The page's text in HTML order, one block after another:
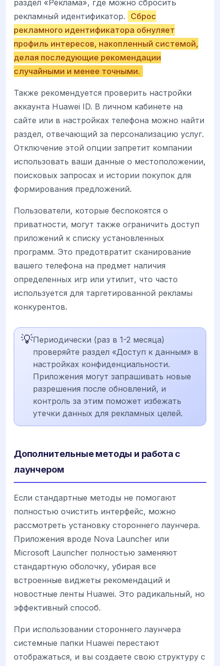
раздел «Реклама», где можно сбросить
рекламный идентификатор.
Сброс
рекламного идентификатора обнуляет
профиль интересов, накопленный системой,
делая последующие рекомендации
случайными и менее точными.
Также рекомендуется проверить настройки
аккаунта Huawei ID. В личном кабинете на
сайте или в настройках телефона можно найти
раздел, отвечающий за персонализацию услуг.
Отключение этой опции запретит компании
использовать ваши данные о местоположении,
поисковых запросах и истории покупок для
формирования предложений.
Пользователи, которые беспокоятся о
приватности, могут также ограничить доступ
приложений к списку установленных
программ. Это предотвратит сканирование
вашего телефона на предмет наличия
определенных игр или утилит, что часто
используется для таргетированной рекламы
конкурентов.
💡Периодически (раз в 1-2 месяца)
проверяйте раздел «Доступ к данным» в
настройках конфиденциальности.
Приложения могут запрашивать новые
разрешения после обновлений, и
контроль за этим поможет избежать
утечки данных для рекламных целей.
Дополнительные методы и работа с
лаунчером
Если стандартные методы не помогают
полностью очистить интерфейс, можно
рассмотреть установку стороннего лаунчера.
Приложения вроде Nova Launcher или
Microsoft Launcher полностью заменяют
стандартную оболочку, убирая все
встроенные виджеты рекомендаций и
новостные ленты Huawei. Это радикальный, но
эффективный способ.
При использовании стороннего лаунчера
системные папки Huawei перестают
отображаться, и вы создаете свою структуру с